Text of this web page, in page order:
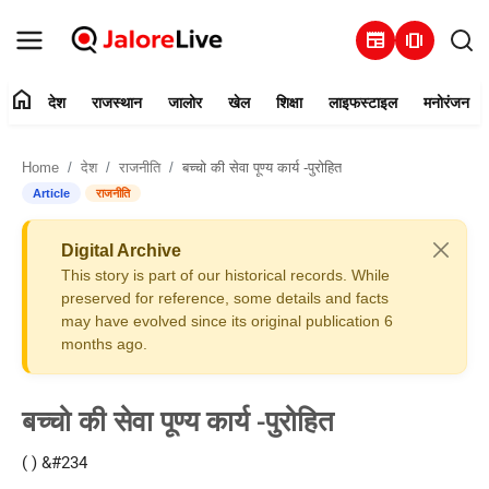
newspaper amp_stories
संपर्क करें
राजस्थान
खेल
शिक्षा
home देश राजस्थान जालोर खेल शिक्षा लाइफस्टाइल मनोरंजन
Home देश राजनीति बच्चो की सेवा पूण्य कार्य -पुरोहित
Article राजनीति
Digital Archive
This story is part of our historical records. While
preserved for reference, some details and facts
may have evolved since its original publication 6
months ago.
बच्चो की सेवा पूण्य कार्य -पुरोहित
( ) &#234